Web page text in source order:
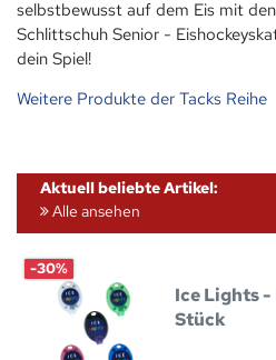
selbstbewusst auf dem Eis mit
Schlittschuh Senior -
dein Spiel!
Weitere Produkte der Tacks Reihe
Aktuell beliebte Artikel:
Alle ansehen
-30%
Ice Lights -
Stück